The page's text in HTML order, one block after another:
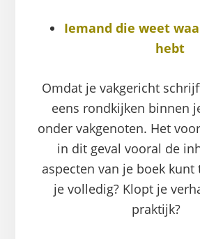
Iemand die weet
hebt
Omdat je vakgericht
eens rondkijken binnen
onder vakgenoten. Het
in dit geval vooral de
aspecten van je boek kunt
je volledig? Klopt je
praktijk?